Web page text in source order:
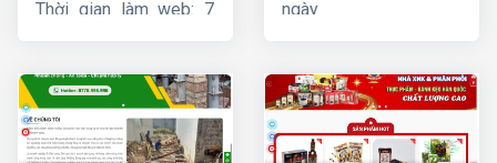
Thời gian làm web: 7
ngày